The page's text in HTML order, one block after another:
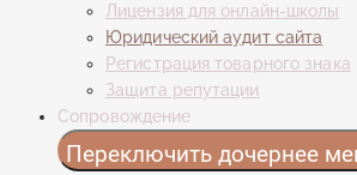
Лицензия для онлайн-школы
Юридический аудит сайта
Регистрация товарного знака
Защита репутации
Сопровождение
Переключить дочернее